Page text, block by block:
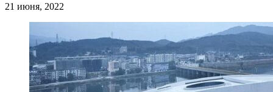
21 июня, 2022